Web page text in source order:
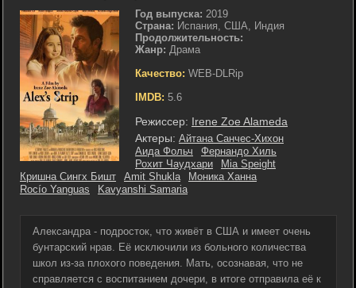
Год выпуска: 2019
Страна: Испания, США, Индия
Продолжительность:
Жанр: Драма
Качество: WEB-DLRip
IMDB: 5.6
Режиссер: Irene Zoe Alameda
Актеры: Айтана Санчес-Хихон
Аида Фольч
Фернандо Хиль
Рохит Чаудхари
Mia Speight
Кришна Сингх Бишт
Amit Shukla
Моника Ханна
Rocío Yanguas
Kavyanshi Samaria
Александра - подросток, что живёт в США и имеет очень
бунтарский нрав. Её исключили из больного количества
школ из-за плохого поведения. Мать, осознавая, что не
справляется с воспитанием дочери, в итоге отправила её к